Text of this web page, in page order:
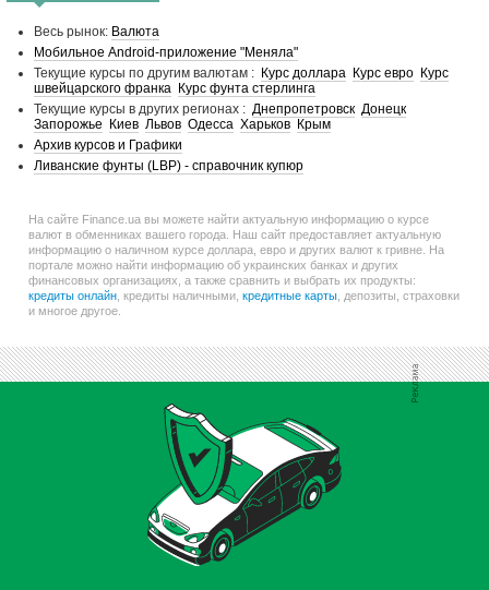
Весь рынок: Валюта
Мобильное Android-приложение "Меняла"
Текущие курсы по другим валютам : Курс доллара Курс евро Курс
швейцарского франка Курс фунта стерлинга
Текущие курсы в других регионах : Днепропетровск Донецк
Запорожье
Киев Львов Одесса Харьков Крым
Архив курсов и Графики
Ливанские фунты (LBP) - справочник купюр
На сайте Finance.ua вы можете найти актуальную информацию о курсе
валют в обменниках вашего города. Наш сайт предоставляет актуальную
информацию о наличном курсе доллара, евро и других валют к гривне. На
портале можно найти информацию об украинских банках и других
финансовых организациях, а также сравнить и выбрать их продукты:
кредиты онлайн , кредиты наличными, кредитные карты , депозиты, страховки
и многое другое.